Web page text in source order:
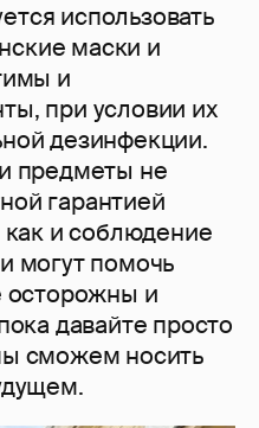
использовать
маски и
и
при условии их
дезинфекции.
предметы не
гарантией
и соблюдение
могут помочь
осторожны и
давайте просто
сможем носить